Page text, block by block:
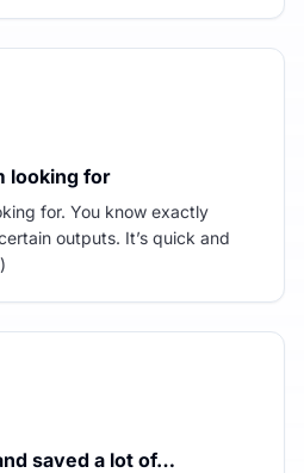
looking for
for. You know exactly
outputs. It’s quick and
saved a lot of…